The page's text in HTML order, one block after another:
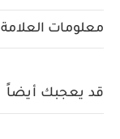
تصميم متناسق
العمق 19 سم
معلومات العلامة
قد يعجبك أيضاً